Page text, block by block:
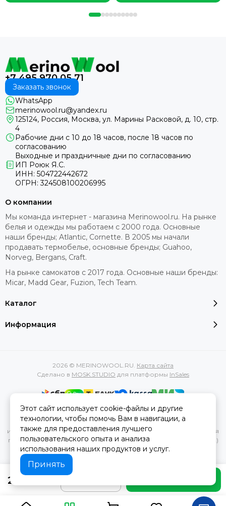
250 ₽
+7 495 970 05 71
Заказать звонок
WhatsApp
merinowool.ru@yandex.ru
125124, Россия, Москва, ул. Марины Расковой, д. 10, стр.
4
Рабочие дни с 10 до 18 часов, после 18 часов по
согласованию
Выходные и праздничные дни по согласованию
ИП Роюк Я.С.
ИНН: 504722442672
ОГРН: 324508100206995
Каталог
Информация
О компании
Мы команда интернет - магазина Merinowool.ru. На рынке
белья и одежды мы работаем с 2000 года. Основные
наши бренды; Atlantic, Cornette. В 2005 мы начали
продавать термобелье, основные бренды; Guahoo,
Norveg, Bergans, Craft.
На рынке самокатов с 2017 года. Основные наши бренды:
Micar, Madd Gear, Fuzion, Tech Team.
2026 © MERINOWOOL.RU. Карта сайта
Сделано в MOSK.STUDIO для платформы InSales
Вся представленная на сайте информация, касающаяся
характеристик, стоимости товаров и услуг, носит
информационный характер и ни при каких условиях не является
публичной офертой, определяемой положениями Статьи 437(2)
Гражданского кодекса РФ.
Этот сайт использует cookie-файлы и другие
технологии, чтобы помочь Вам в навигации, а
также для предоставления лучшего
пользовательского опыта и анализа
использования наших продуктов и услуг.
Принять